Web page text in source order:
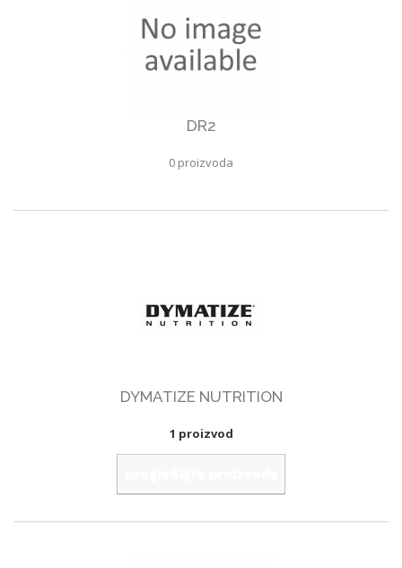
DR2
0 proizvoda
DYMATIZE NUTRITION
1 proizvod